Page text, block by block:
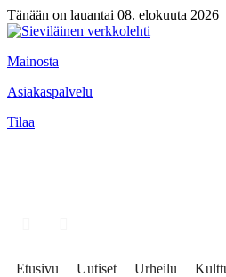
Tänään on lauantai 08. elokuuta 2026
Mainosta
Asiakaspalvelu
Tilaa
Etusivu Uutiset Urheilu